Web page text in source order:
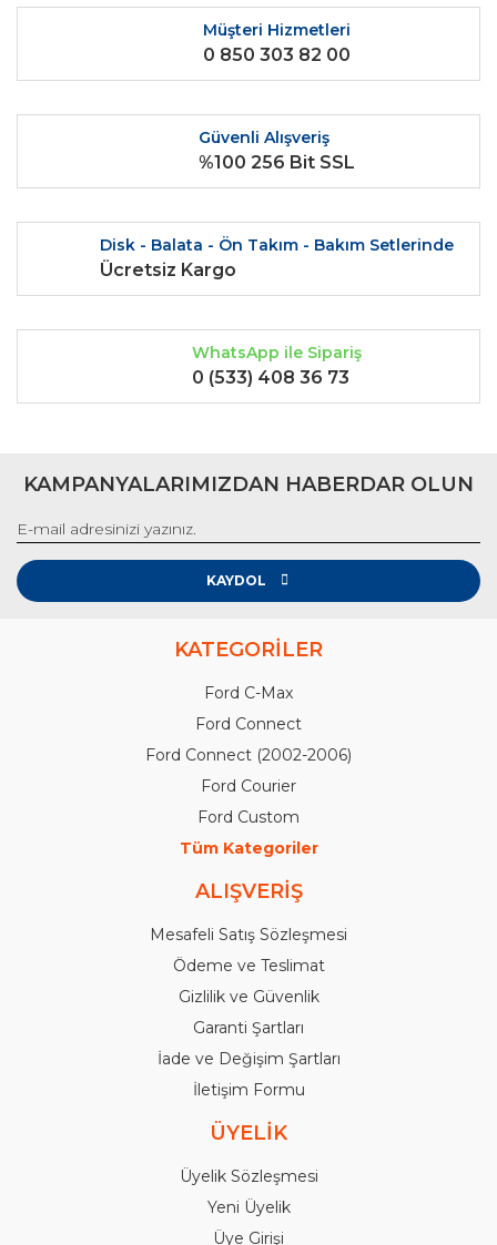
Müşteri Hizmetleri
0 850 303 82 00
Güvenli Alışveriş
%100 256 Bit SSL
Disk - Balata - Ön Takım - Bakım Setlerinde
Ücretsiz Kargo
WhatsApp ile Sipariş
0 (533) 408 36 73
KAMPANYALARIMIZDAN HABERDAR OLUN
KAYDOL
KATEGORİLER
Ford C-Max
Ford Connect
Ford Connect (2002-2006)
Ford Courier
Ford Custom
Tüm Kategoriler
ALIŞVERİŞ
Mesafeli Satış Sözleşmesi
Ödeme ve Teslimat
Gizlilik ve Güvenlik
Garanti Şartları
İade ve Değişim Şartları
İletişim Formu
ÜYELİK
Üyelik Sözleşmesi
Yeni Üyelik
Üye Girişi